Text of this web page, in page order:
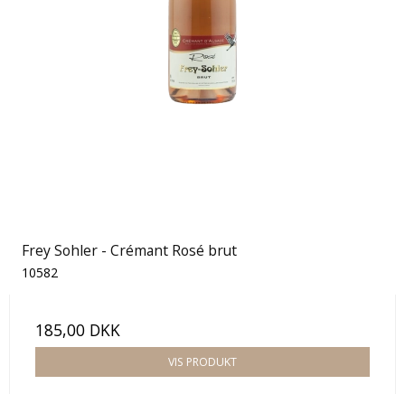
Frey Sohler - Crémant Rosé brut
10582
185,00 DKK
VIS PRODUKT